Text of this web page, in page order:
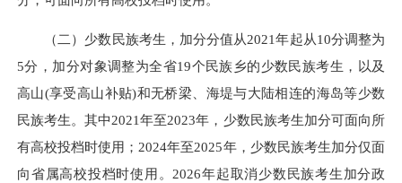
（二）少数民族考生，加分分值从2021年起从10分调整为
5分，加分对象调整为全省19个民族乡的少数民族考生，以及
高山(享受高山补贴)和无桥梁、海堤与大陆相连的海岛等少数
民族考生。其中2021年至2023年，少数民族考生加分可面向所
有高校投档时使用；2024年至2025年，少数民族考生加分仅面
向省属高校投档时使用。2026年起取消少数民族考生加分政